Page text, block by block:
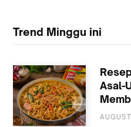
Trend Minggu ini
Asal-